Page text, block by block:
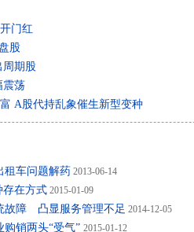
门红
股
周期股
震荡
A股代持乱象催生新型变种
租车问题解药 2013-06-14
存在方式 2015-01-09
故障 凸显服务管理不足 2014-12-05
销两头“受气” 2015-01-12